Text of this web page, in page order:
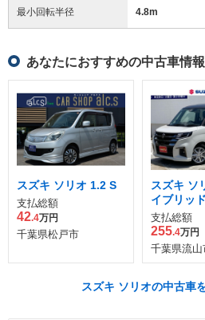
最小回転半径 4.8m
あなたにおすすめの中古車情報
スズキ ソリオ 1.2 S
支払総額
42.4万円
千葉県松戸市
スズキ ソ
イブリッ
支払総額
255.4万円
千葉県流山
スズキ ソリオの中古車